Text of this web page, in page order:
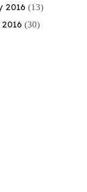
2016 (13)
(30)